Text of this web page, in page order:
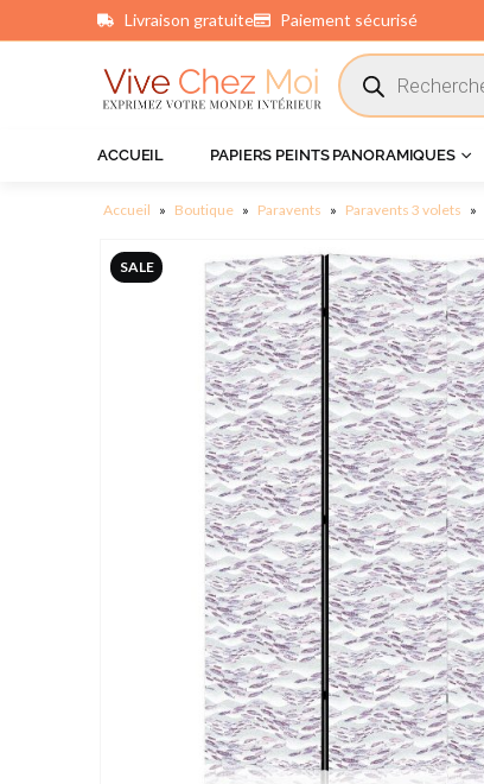
Livraison gratuite Paiement sécurisé
ACCUEIL PAPIERS PEINTS PANORAMIQUES
Accueil » Boutique » Paravents » Paravents 3 volets »
SALE